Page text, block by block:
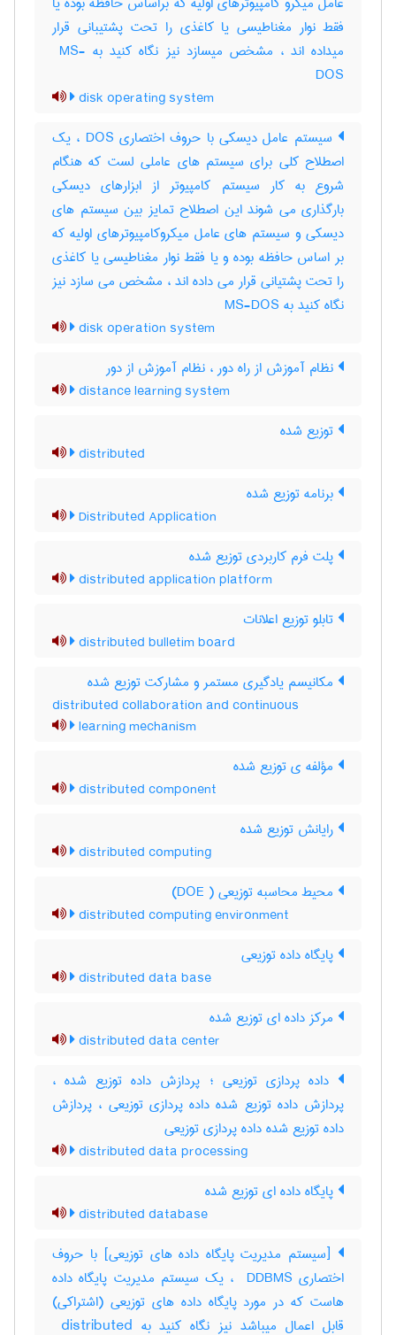
فقط نوار مغناطیسی یا کاغذی را تحت پشتیبانی قرار
میداده اند ، مشخص میسازد نیز نگاه کنید به ‎ MS-
DOS
disk operating system
سیستم عامل دیسکی با حروف اختصاری DOS ، یک
اصطلاح کلی برای سیستم های عاملی لست که هنگام
شروع به کار سیستم کامپیوتر از ابزارهای دیسکی
بارگذاری می شوند این اصطلاح تمایز بین سیستم های
دیسکی و سیستم های عامل میکروکامپیوترهای اولیه که
بر اساس حافظه بوده و یا فقط نوار مغناطیسی یا کاغذی
را تحت پشتیانی قرار می داده اند ، مشخص می سازد نیز
نگاه کنید به MS-DOS
disk operation system
نظام آموزش از راه دور ، نظام آموزش از دور
distance learning system
توزیع شده
distributed
برنامه توزیع شده
Distributed Application
پلت فرم کاربردی توزیع شده
distributed application platform
تابلو توزیع اعلانات
distributed bulletim board
مکانیسم یادگیری مستمر و مشارکت توزیع شده
distributed collaboration and continuous
learning mechanism
مؤلفه ی توزیع شده
distributed component
رایانش توزیع شده
distributed computing
محیط محاسبه توزیعی ( DOE)
distributed computing environment
پایگاه داده توزیعی
distributed data base
مرکز داده ای توزیع شده
distributed data center
داده پردازی توزیعی ؛ پردازش داده توزیع شده ،
پردازش داده توزیع شده داده پردازی توزیعی ، پردازش
داده توزیع شده داده پردازی توزیعی
distributed data processing
پایگاه داده ای توزیع شده
distributed database
[سیستم مدیریت پایگاه داده های توزیعی] با حروف
اختصاری ‎ DDBMS ، یک سیستم مدیریت پایگاه داده
هاست که در مورد پایگاه داده های توزیعی (اشتراکی)
قابل اعمال میباشد نیز نگاه کنید به ‎ distributed